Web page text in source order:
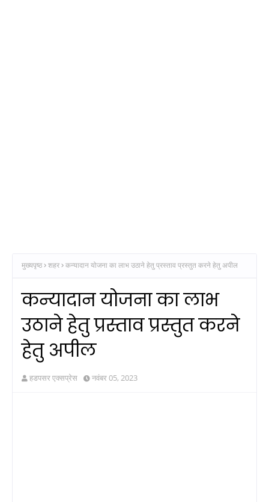
मुख्यपृष्ठ शहर कन्यादान योजना का लाभ उठाने हेतु प्रस्ताव प्रस्तुत करने हेतु अपील
कन्यादान योजना का लाभ
उठाने हेतु प्रस्ताव प्रस्तुत करने
हेतु अपील
हडपसर एक्सप्रेस नवंबर 05, 2023